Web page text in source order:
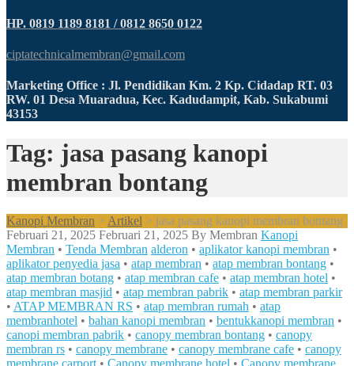
HP. 0819 1189 8181 / 0812 8650 0122
ciptatechnicalmembran@gmail.com
Marketing Office : Jl. Pendidikan Km. 2 Kp. Cidadap RT. 03
RW. 01 Desa Muaradua, Kec. Kadudampit, Kab. Sukabumi
43153
Tag: jasa pasang kanopi
membran bontang
Kanopi Membran > Artikel > jasa pasang kanopi membran bontang
Februari 21, 2025 Februari 21, 2025 By Membran Kanopi
Membran • Tenda Membran alderon • aplikator kanopi membran •
aplikator penyedia jasa • atap membran • atap membran bontang •
atap membran botang • atap membran cafe • atap membran hotel •
atap membran masjid • atap membran pabrik • atap membran parkir
• ATAP MEMBRAN RS • atap membran rumah • atap
membranhotel • bahan kanopi membran • bentukkanopi membran •
canopi membran pabrik • canopy membran bontang • canopy
membran rs • canopy membrane • canopy membrane cafe • canopy